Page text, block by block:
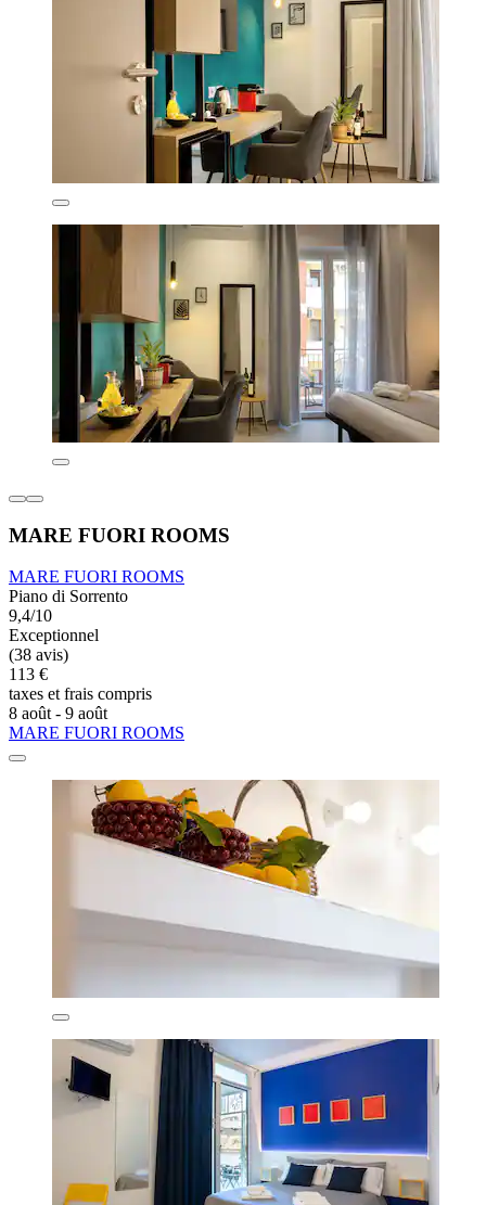
MARE FUORI ROOMS
MARE FUORI ROOMS
Piano di Sorrento
9,4/10
Exceptionnel
(38 avis)
113 €
taxes et frais compris
8 août - 9 août
MARE FUORI ROOMS